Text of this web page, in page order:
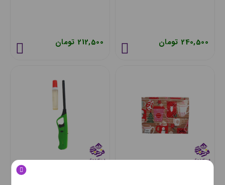
240,500 تومان 212,500 تومان
فندک کپسول دار تنفگی دنیز